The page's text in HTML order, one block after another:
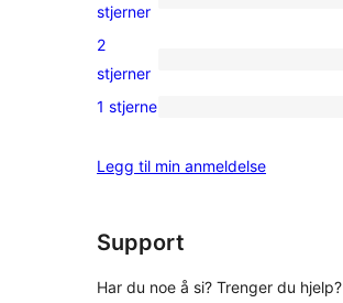
star
0
3-
star
stjerner
0
2-
reviews
2
stjerner
0
star
1 stjerne
Legg til min anmeldelse
Support
Har du noe å si? Trenger du hjelp?